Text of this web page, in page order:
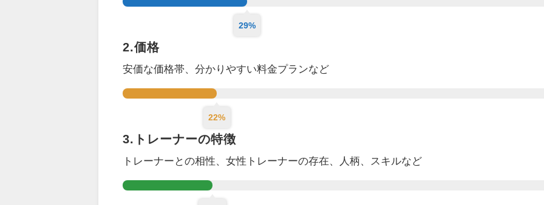
29%
2.価格
安価な価格帯、分かりやすい料金プランなど
22%
3.トレーナーの特徴
トレーナーとの相性、女性トレーナーの存在、人柄、スキルなど